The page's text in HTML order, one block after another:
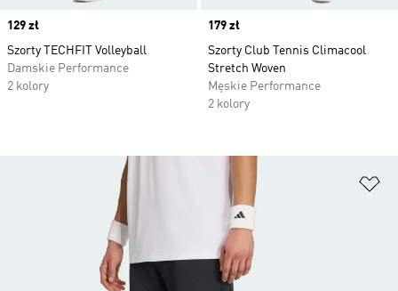
Price
129 zł
Szorty TECHFIT Volleyball
Damskie Performance
2 kolory
Price
179 zł
Szorty Club Tennis Climacool
Stretch Woven
Męskie Performance
2 kolory